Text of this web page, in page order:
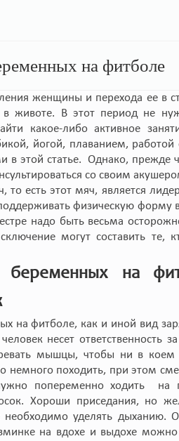
на фитболе
женщины и перехода ее в
животе. В этот период не
какое-либо активное
йогой, плаванием,
в этой статье. Однако, прежде
со своим
то есть этот мяч, является
физическую форму
надо быть весьма
могут составить те,
беременных на
на фитболе, как и иной вид
несет
мышцы, чтобы ни в коем
немного походить, при этом
попеременно ходить на
Хороши приседания, но
необходимо уделять дыханию.
на вдохе и выдохе